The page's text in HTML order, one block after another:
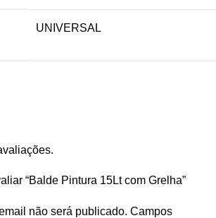
UNIVERSAL
“Balde Pintura 15Lt com Grelha”
não será publicado. Campos